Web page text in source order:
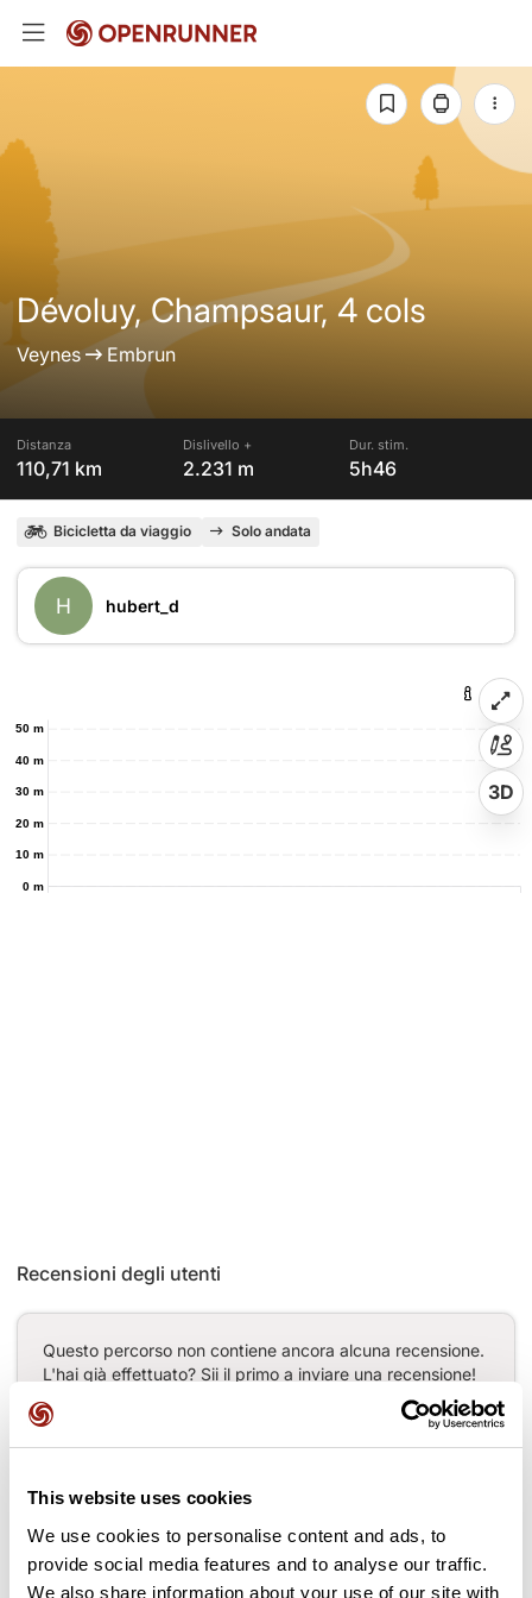
This website uses cookies
We use cookies to personalise content and ads, to
provide social media features and to analyse our traffic.
We also share information about your use of our site with
Dévoluy, Champsaur, 4 cols
Veynes Embrun
Distanza
110,71 km
Dislivello +
2.231 m
Dur. stim.
5h46
Bicicletta da viaggio Solo andata
H hubert_d
0 m
10 m
20 m
30 m
40 m
50 m
3D
Recensioni degli utenti
Questo percorso non contiene ancora alcuna recensione.
L'hai già effettuato? Sii il primo a inviare una recensione!